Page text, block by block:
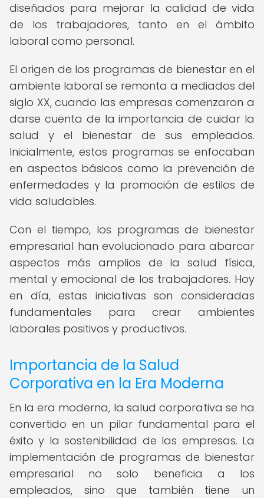
diseñados para mejorar la calidad de vida
de los trabajadores, tanto en el ámbito
laboral como personal.
El origen de los programas de bienestar en el
ambiente laboral se remonta a mediados del
siglo XX, cuando las empresas comenzaron a
darse cuenta de la importancia de cuidar la
salud y el bienestar de sus empleados.
Inicialmente, estos programas se enfocaban
en aspectos básicos como la prevención de
enfermedades y la promoción de estilos de
vida saludables.
Con el tiempo, los programas de bienestar
empresarial han evolucionado para abarcar
aspectos más amplios de la salud física,
mental y emocional de los trabajadores. Hoy
en día, estas iniciativas son consideradas
fundamentales para crear ambientes
laborales positivos y productivos.
Importancia de la Salud
Corporativa en la Era Moderna
En la era moderna, la salud corporativa se ha
convertido en un pilar fundamental para el
éxito y la sostenibilidad de las empresas. La
implementación de programas de bienestar
empresarial no solo beneficia a los
empleados, sino que también tiene un